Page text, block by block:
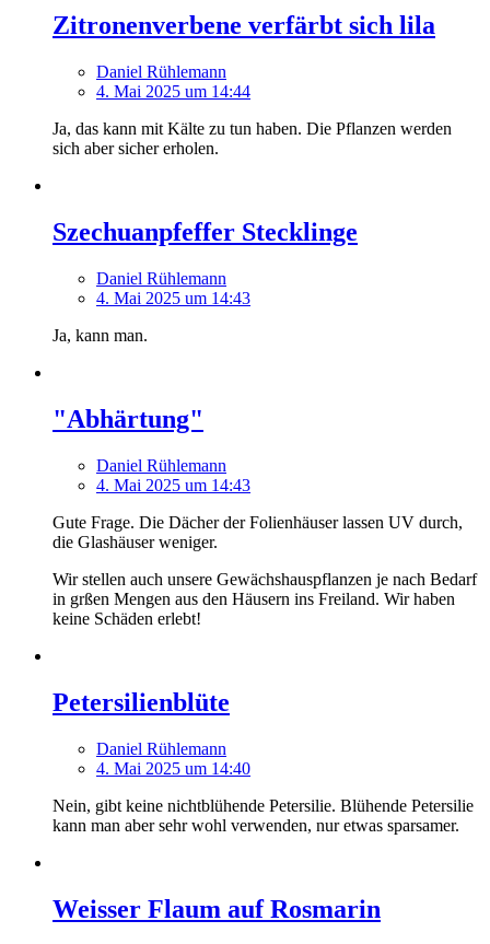
Zitronenverbene verfärbt sich lila
Daniel Rühlemann
4. Mai 2025 um 14:44
Ja, das kann mit Kälte zu tun haben. Die Pflanzen werden
sich aber sicher erholen.
Szechuanpfeffer Stecklinge
Daniel Rühlemann
4. Mai 2025 um 14:43
Ja, kann man.
"Abhärtung"
Daniel Rühlemann
4. Mai 2025 um 14:43
Gute Frage. Die Dächer der Folienhäuser lassen UV durch,
die Glashäuser weniger.
Wir stellen auch unsere Gewächshauspflanzen je nach Bedarf
in grßen Mengen aus den Häusern ins Freiland. Wir haben
keine Schäden erlebt!
Petersilienblüte
Daniel Rühlemann
4. Mai 2025 um 14:40
Nein, gibt keine nichtblühende Petersilie. Blühende Petersilie
kann man aber sehr wohl verwenden, nur etwas sparsamer.
Weisser Flaum auf Rosmarin